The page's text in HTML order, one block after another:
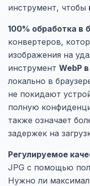
инструмент, чтобы
100% обработка в
конвертеров,
изображения на
инструмент WebP
локально в
не покидают
полную
также означает
задержек на
Регулируемое
JPG с помощью
Нужно ли